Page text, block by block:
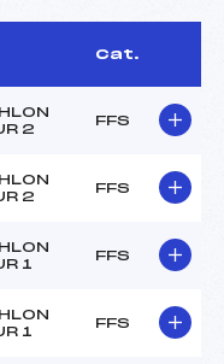
Cat.
2
FFS
2
FFS
1
FFS
1
FFS